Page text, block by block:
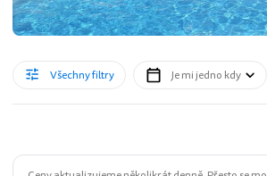
Všechny filtry Je mi jedno kdy